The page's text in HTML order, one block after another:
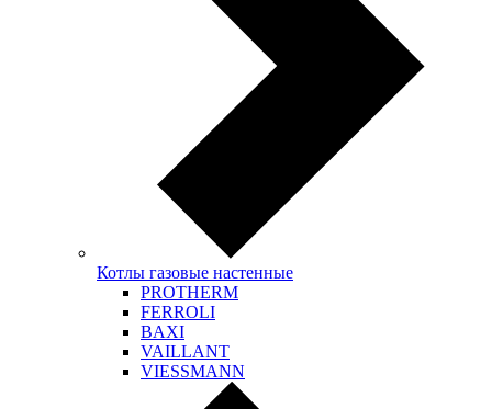
Котлы газовые настенные
PROTHERM
FERROLI
BAXI
VAILLANT
VIESSMANN